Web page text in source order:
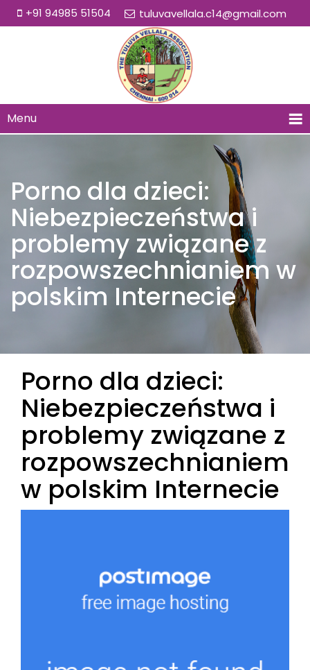
+91 94985 51504 tuluvavellala.c14@gmail.com
Menu
Porno dla dzieci:
Niebezpieczeństwa i
problemy związane z
rozpowszechnianiem w
polskim Internecie
Porno dla dzieci:
Niebezpieczeństwa i
problemy związane z
rozpowszechnianiem
w polskim Internecie